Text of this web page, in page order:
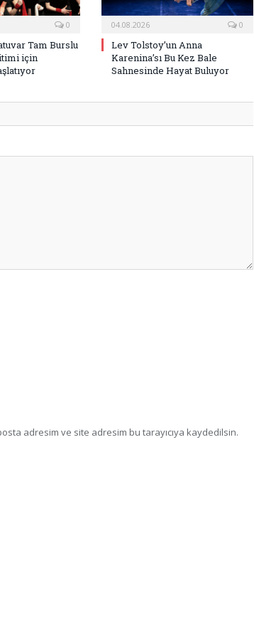
0
Tam Burslu
için
04.08.2026 0
Lev Tolstoy’un Anna
Karenina’sı Bu Kez Bale
Sahnesinde Hayat Buluyor
adresim ve site adresim bu tarayıcıya kaydedilsin.